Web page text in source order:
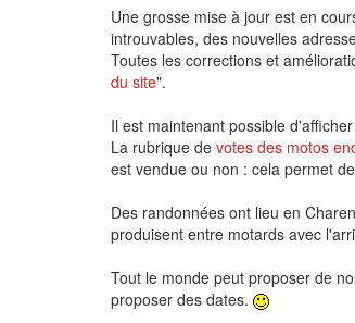
Une grosse mise à jour est en
introuvables, des nouvelles
Toutes les corrections et
du site".
Il est maintenant possible
La rubrique de votes des motos
est vendue ou non : cela permet
Des randonnées ont lieu en
produisent entre motards avec
Tout le monde peut proposer de
proposer des dates.